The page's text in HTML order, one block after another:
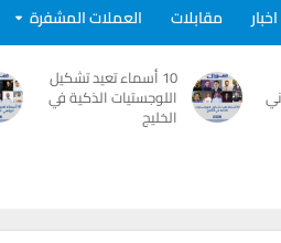
اخبار مقابلات العملات المشفرة
10 أسماء تعيد تشكيل
اللوجستيات الذكية في
الخليج